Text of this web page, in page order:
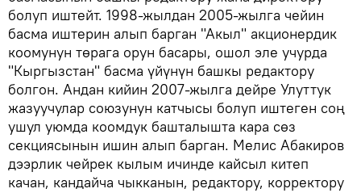
болуп иштейт. 1998-жылдан 2005-жылга чейин
басма иштерин алып барган "Акыл" акционердик
коомунун төрага орун басары, ошол эле учурда
"Кыргызстан" басма үйүнүн башкы редактору
болгон. Андан кийин 2007-жылга дейре Улуттук
жазуучулар союзунун катчысы болуп иштеген соң
ушул уюмда коомдук башталышта кара сөз
секциясынын ишин алып барган. Мелис Абакиров
дээрлик чейрек кылым ичинде кайсыл китеп
качан, кандайча чыкканын, редактору, корректору